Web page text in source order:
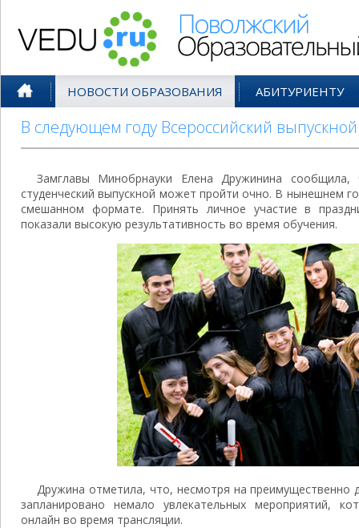
НОВОСТИ ОБРАЗОВАНИЯ АБИТУРИЕНТУ
В следующем году Всероссийский
Замглавы Минобрнауки Елена Дружинина сообщила,
студенческий выпускной может пройти очно. В нынешнем
смешанном формате. Принять личное участие в
показали высокую результативность во время обучения.
Дружина отметила, что, несмотря на преимущественно
запланировано немало увлекательных мероприятий,
онлайн во время трансляции.